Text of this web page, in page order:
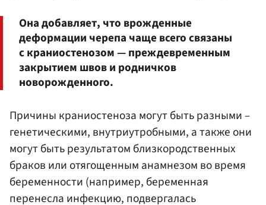
Она добавляет, что врожденные
деформации черепа чаще всего связаны
с краниостенозом — преждевременным
закрытием швов и родничков
новорожденного.
Причины краниостеноза могут быть разными –
генетическими, внутриутробными, а также они
могут быть результатом близкородственных
браков или отягощенным анамнезом во время
беременности (например, беременная
перенесла инфекцию, подвергалась